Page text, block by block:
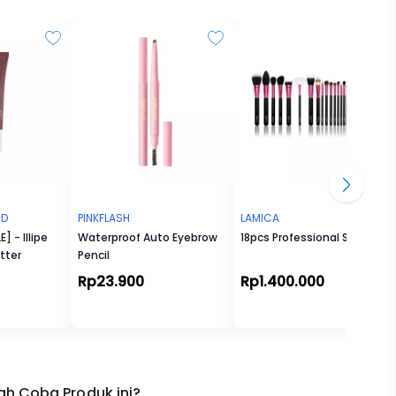
- Illipe
PINKFLASH
Waterproof Auto Eyebrow
Pencil
Rp23.900
LAMICA
18pcs Professional Set
Rp1.400.000